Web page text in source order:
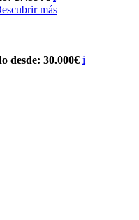
más
desde: 30.000€ i